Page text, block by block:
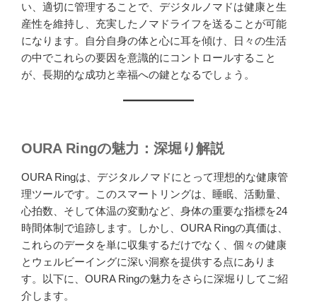
い、適切に管理することで、デジタルノマドは健康と生
産性を維持し、充実したノマドライフを送ることが可能
になります。自分自身の体と心に耳を傾け、日々の生活
の中でこれらの要因を意識的にコントロールすること
が、長期的な成功と幸福への鍵となるでしょう。
OURA Ringの魅力：深堀り解説
OURA Ringは、デジタルノマドにとって理想的な健康管
理ツールです。このスマートリングは、睡眠、活動量、
心拍数、そして体温の変動など、身体の重要な指標を24
時間体制で追跡します。しかし、OURA Ringの真価は、
これらのデータを単に収集するだけでなく、個々の健康
とウェルビーイングに深い洞察を提供する点にありま
す。以下に、OURA Ringの魅力をさらに深堀りしてご紹
介します。